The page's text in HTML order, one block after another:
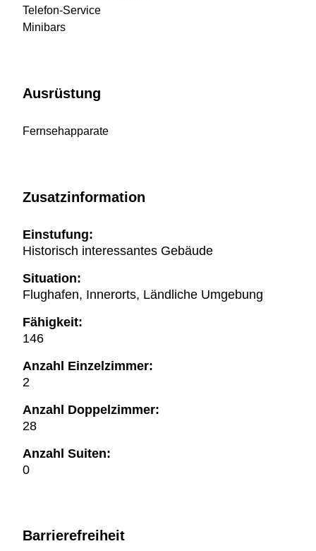
Telefon-Service
Minibars
Ausrüstung
Fernsehapparate
Zusatzinformation
Einstufung:
Historisch interessantes Gebäude
Situation:
Flughafen, Innerorts, Ländliche Umgebung
Fähigkeit:
146
Anzahl Einzelzimmer:
2
Anzahl Doppelzimmer:
28
Anzahl Suiten:
0
Barrierefreiheit